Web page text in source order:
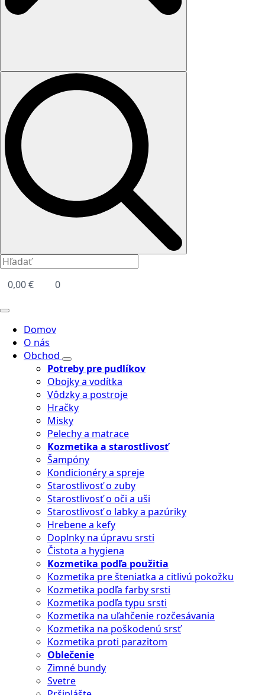
0,00€ 0
Domov
O nás
Obchod
Potreby pre pudlíkov
Obojky a vodítka
Vôdzky a postroje
Hračky
Misky
Pelechy a matrace
Kozmetika a starostlivosť
Šampóny
Kondicionéry a spreje
Starostlivosť o zuby
Starostlivosť o oči a uši
Starostlivosť o labky a pazúriky
Hrebene a kefy
Doplnky na úpravu srsti
Čistota a hygiena
Kozmetika podľa použitia
Kozmetika pre šteniatka a citlivú pokožku
Kozmetika podľa farby srsti
Kozmetika podľa typu srsti
Kozmetika na uľahčenie rozčesávania
Kozmetika na poškodenú srsť
Kozmetika proti parazitom
Oblečenie
Zimné bundy
Svetre